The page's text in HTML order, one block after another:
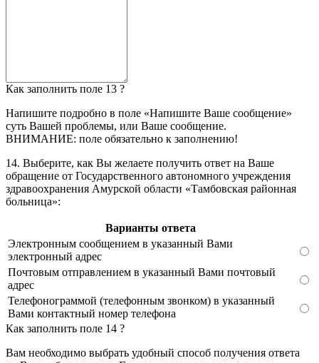
Как заполнить поле 13 ?
Напишите подробно в поле «Напишите Ваше сообщение»
суть Вашей проблемы, или Ваше сообщение.
ВНИМАНИЕ: поле обязательно к заполнению!
14. Выберите, как Вы желаете получить ответ на Ваше
обращение от Государственного автономного учреждения
здравоохранения Амурской области «Тамбовская районная
больница»:
Варианты ответа
Электронным сообщением в указанный Вами
электронный адрес
Почтовым отправлением в указанный Вами почтовый
адрес
Телефонограммой (телефонным звонком) в указанный
Вами контактный номер телефона
Как заполнить поле 14 ?
Вам необходимо выбрать удобный способ получения ответа